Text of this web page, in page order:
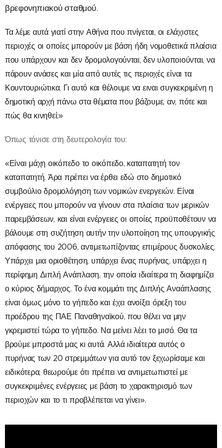
βρεφονηπιακού σταθμού.
Τα λέμε αυτά γιατί στην Αθήνα που πνίγεται, οι ελάχιστες
περιοχές οι οποίες μπορούν με βάση ήδη νομοθετικά πλαίσια
που υπάρχουν και δεν δρομολογούνται, δεν υλοποιούνται, να
πάρουν ανάσες και μία από αυτές τις περιοχές είναι τα
Κουντουριώτικα. Γι αυτό και θέλουμε να ειναι συγκεκριμένη η
δημοτική αρχή πάνω στα θέματα που βάζουμε, αν, πότε και
πώς θα κινηθεί;»
Όπως τόνισε στη δευτερολογία του:
«Είναι μάχη οικόπεδοτο οικόπεδο, καταπατητή τον
καταπατητή. Άρα πρέπει να έρθει εδώ στο δημοτικό
συμβούλιο δρομολόγηση των νομικών ενεργειών. Είναι
ενέργειες που μπορούν να γίνουν στα πλαίσια των μερικών
παρεμβάσεων, και είναι ενέργειες οι οποίες προϋποθέτουν να
βάλουμε στη συζήτηση αυτήν την υλοποίηση της υπουργικής
απόφασης του 2006, αντιμετωπίζοντας επιμέρους δυσκολίες.
Υπάρχει μια οριοθέτηση, υπάρχει ένας πυρήνας, υπάρχει η
περίφημη Διπλή Ανάπλαση, την οποία ιδιαίτερα τη διαφημίζει
ο κύριος δήμαρχος. Το ένα κομμάτι της Διπλής Αναάπλασης
είναι όμως μόνο το γήπεδο και έχει ανοίξει όρεξη του
προέδρου της ΠΑΕ Παναθηναϊκού, που θέλει να μην
γκρεμιστεί τώρα το γήπεδο. Να μείνει λέει το μισό. Θα τα
βρούμε μπροστά μας κι αυτά. Αλλά ιδιαίτερα αυτός ο
πυρήνας των 20 στρεμμάτων για αυτό τον ξεχωρίσαμε και
ειδικότερα, θεωρούμε ότι πρέπει να αντιμετωπιστεί με
συγκεκριμένες ενέργειες με βάση το χαρακτηρισμό των
περιοχών και το τι προβλέπεται να γίνει».